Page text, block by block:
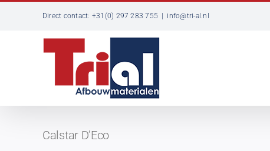
Direct contact: +31(0) 297 283 755 info@tri-al.nl
Calstar D’Eco